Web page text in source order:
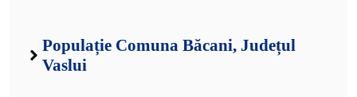
Populație Comuna Băcani, Județul
Vaslui